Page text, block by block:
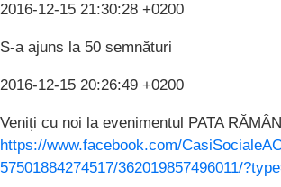
2016-12-15 21:30:28 +0200
S-a ajuns la 50 semnături
2016-12-15 20:26:49 +0200
Veniți cu noi la evenimentul PATA
https://www.facebook.com/
57501884274517/362019857496011/